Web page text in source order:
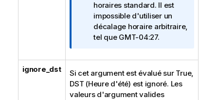
t
e
I
n
o
m
horaires standard. Il est
impossible d'utiliser un
décalage horaire arbitraire,
tel que GMT-04:27.
ignore_dst Si cet argument est évalué sur True,
DST (Heure d'été) est ignoré. Les
valeurs d'argument valides